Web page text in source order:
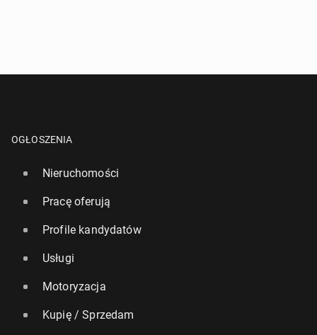
OGŁOSZENIA
Nieruchomości
Pracę oferują
Profile kandydatów
Usługi
Motoryzacja
Kupię / Sprzedam